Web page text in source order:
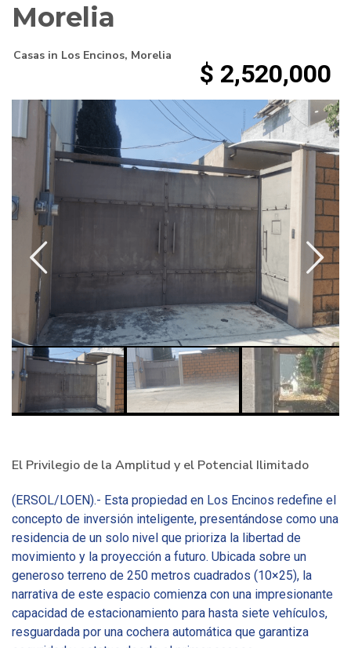
Morelia
Casas in Los Encinos, Morelia
$ 2,520,000
El Privilegio de la Amplitud y el Potencial Ilimitado
(ERSOL/LOEN).- Esta propiedad en Los Encinos redefine el
concepto de inversión inteligente, presentándose como una
residencia de un solo nivel que prioriza la libertad de
movimiento y la proyección a futuro. Ubicada sobre un
generoso terreno de 250 metros cuadrados (10×25), la
narrativa de este espacio comienza con una impresionante
capacidad de estacionamiento para hasta siete vehículos,
resguardada por una cochera automática que garantiza